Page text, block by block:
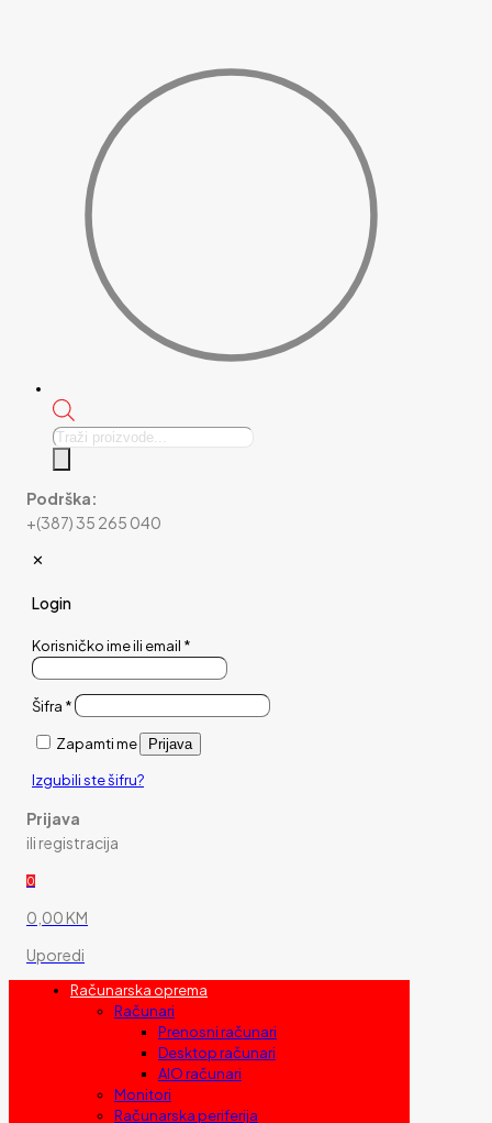
Products
Podrška:
+(387) 35 265 040
✕
Login
Korisničko ime ili email *
Šifra *
Zapamti me Prijava
Izgubili ste šifru?
Prijava
ili registracija
0
0,00 KM
Uporedi
Računarska oprema
Računari
Prenosni računari
Desktop računari
AIO računari
Monitori
Računarska periferija